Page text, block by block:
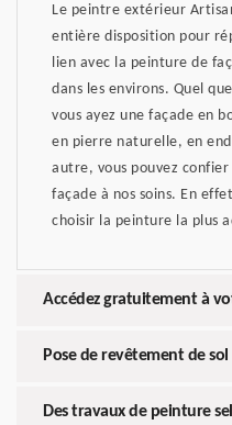
Le peintre extérieur
entière disposition pour
lien avec la peinture de
dans les environs. Quel
vous ayez une façade en
en pierre naturelle, en
autre, vous pouvez
façade à nos soins. En
choisir la peinture la plus
Accédez gratuitement à
Pose de revêtement de sol
Des travaux de peinture